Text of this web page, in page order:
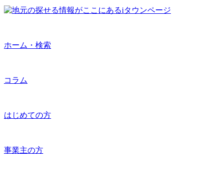
ホーム・検索
コラム
はじめての方
事業主の方